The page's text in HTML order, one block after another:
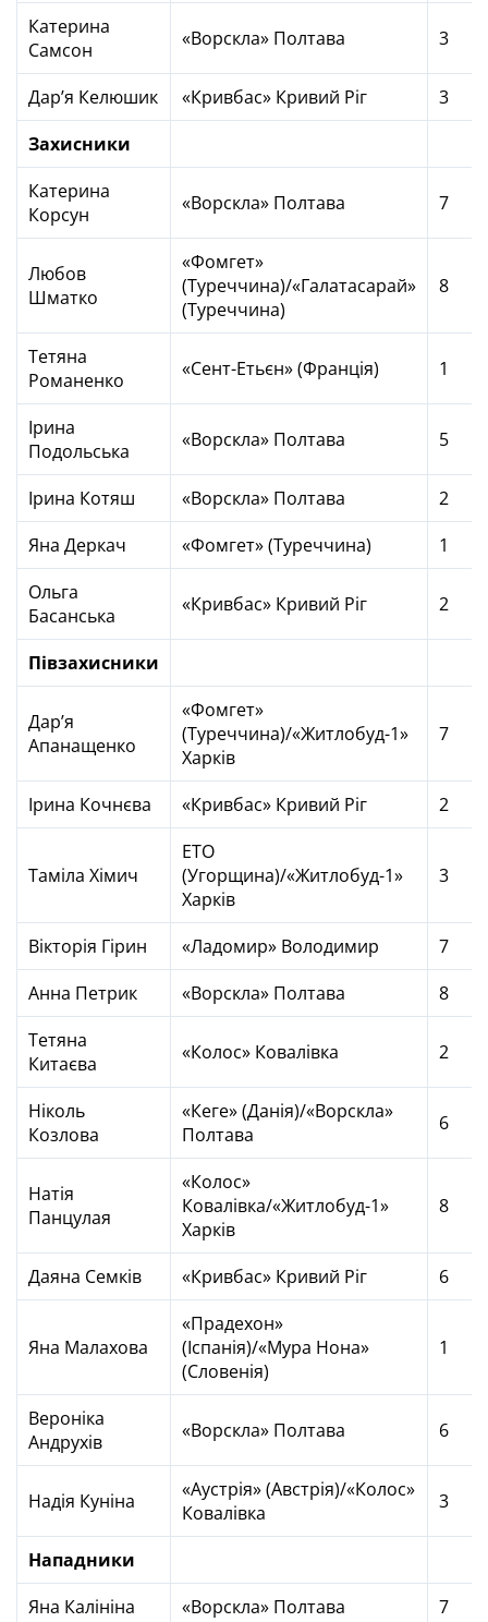
Катерина
Самсон
«Ворскла» Полтава 3
Дар’я Келюшик «Кривбас» Кривий Ріг
3
Захисники
Катерина
Корсун
«Ворскла» Полтава 7
Любов
Шматко
«Фомгет»
(Туреччина)/«Галатасарай»
(Туреччина)
8
Тетяна
Романенко
«Сент-Етьєн» (Франція) 1
Ірина
Подольська
«Ворскла» Полтава 5
Ірина Котяш «Ворскла» Полтава
2
Яна Деркач
«Фомгет» (Туреччина)
1
Ольга
Басанська
«Кривбас» Кривий Ріг 2
Півзахисники
Дар’я
Апанащенко
«Фомгет»
(Туреччина)/«Житлобуд-1»
Харків
7
Ірина Кочнєва «Кривбас» Кривий Ріг 2
Таміла Хімич
ЕТО
(Угорщина)/«Житлобуд-1»
Харків
3
Вікторія Гірин «Ладомир» Володимир
7
Анна Петрик
«Ворскла» Полтава
8
Тетяна
Китаєва
«Колос» Ковалівка 2
Ніколь
Козлова
«Кеге» (Данія)/«Ворскла»
Полтава
6
Натія
Панцулая
«Колос»
Ковалівка/«Житлобуд-1»
Харків
8
Даяна Семків «Кривбас» Кривий Ріг 6
Яна Малахова
«Прадехон»
(Іспанія)/«Мура Нона»
(Словенія)
1
Вероніка
Андрухів
«Ворскла» Полтава 6
Надія Куніна
«Аустрія» (Австрія)/«Колос»
Ковалівка
3
Нападники
Яна Калініна
«Ворскла» Полтава
7